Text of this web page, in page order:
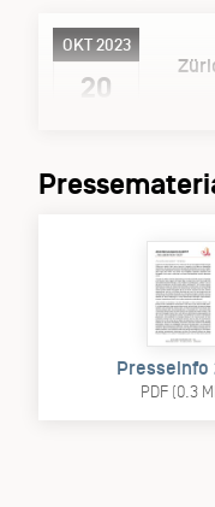
OKT 2023
20
Presseinfo
PDF (0.3